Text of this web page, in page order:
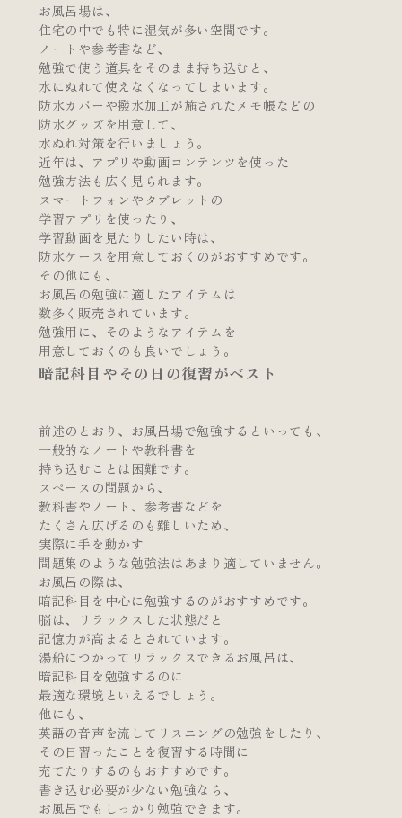
お風呂場は、
住宅の中でも特に湿気が多い空間です。
ノートや参考書など、
勉強で使う道具をそのまま持ち込むと、
水にぬれて使えなくなってしまいます。
防水カバーや撥水加工が施されたメモ帳などの
防水グッズを用意して、
水ぬれ対策を行いましょう。
近年は、アプリや動画コンテンツを使った
勉強方法も広く見られます。
スマートフォンやタブレットの
学習アプリを使ったり、
学習動画を見たりしたい時は、
防水ケースを用意しておくのがおすすめです。
その他にも、
お風呂の勉強に適したアイテムは
数多く販売されています。
勉強用に、そのようなアイテムを
用意しておくのも良いでしょう。
暗記科目やその日の復習がベスト
前述のとおり、お風呂場で勉強するといっても、
一般的なノートや教科書を
持ち込むことは困難です。
スペースの問題から、
教科書やノート、参考書などを
たくさん広げるのも難しいため、
実際に手を動かす
問題集のような勉強法はあまり適していません。
お風呂の際は、
暗記科目を中心に勉強するのがおすすめです。
脳は、リラックスした状態だと
記憶力が高まるとされています。
湯船につかってリラックスできるお風呂は、
暗記科目を勉強するのに
最適な環境といえるでしょう。
他にも、
英語の音声を流してリスニングの勉強をしたり、
その日習ったことを復習する時間に
充てたりするのもおすすめです。
書き込む必要が少ない勉強なら、
お風呂でもしっかり勉強できます。